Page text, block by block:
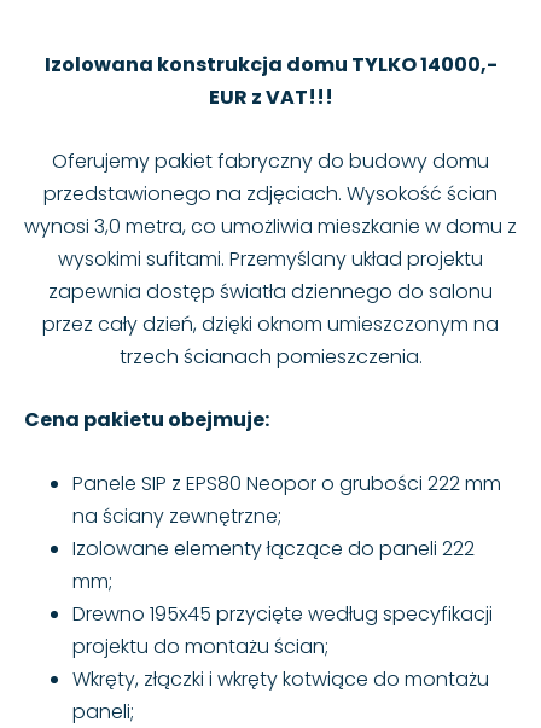
Izolowana konstrukcja domu TYLKO 14000,-
EUR z VAT!!!
Oferujemy pakiet fabryczny do budowy domu
przedstawionego na zdjęciach. Wysokość ścian
wynosi 3,0 metra, co umożliwia mieszkanie w domu z
wysokimi sufitami. Przemyślany układ projektu
zapewnia dostęp światła dziennego do salonu
przez cały dzień, dzięki oknom umieszczonym na
trzech ścianach pomieszczenia.
Cena pakietu obejmuje:
Panele SIP z EPS80 Neopor o grubości 222 mm
na ściany zewnętrzne;
Izolowane elementy łączące do paneli 222
mm;
Drewno 195x45 przycięte według specyfikacji
projektu do montażu ścian;
Wkręty, złączki i wkręty kotwiące do montażu
paneli;